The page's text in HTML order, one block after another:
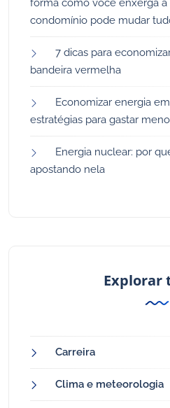
forma como você enxerga
condomínio pode mudar
7 dicas para
bandeira vermelha
Economizar energia
estratégias para gastar
Energia nuclear: por
apostando nela
Explorar
Carreira
Clima e meteorologia